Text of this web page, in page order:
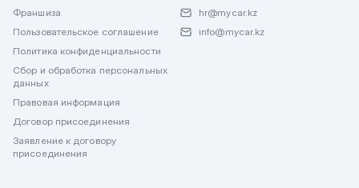
Франшиза
Пользовательское соглашение
Политика конфиденциальности
Сбор и обработка персональных
данных
Правовая информация
Договор присоединения
Заявление к договору
присоединения
hr@mycar.kz
info@mycar.kz